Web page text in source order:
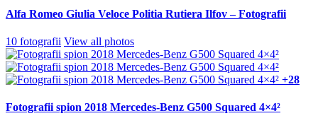
Alfa Romeo Giulia Veloce Politia Rutiera Ilfov – Fotografii
10 fotografii View all photos
+28
Fotografii spion 2018 Mercedes-Benz G500 Squared 4×4²